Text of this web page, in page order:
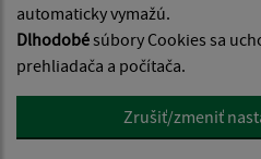
automaticky vymažú.
Dlhodobésúbory Cookies sa
prehliadača a počítača.
Zrušiť/zmeniť